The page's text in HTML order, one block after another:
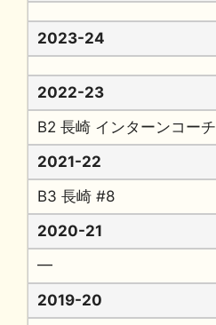
2023-24
2022-23
B2 長崎 インターンコーチ
2021-22
B3 長崎 #8
2020-21
━
2019-20